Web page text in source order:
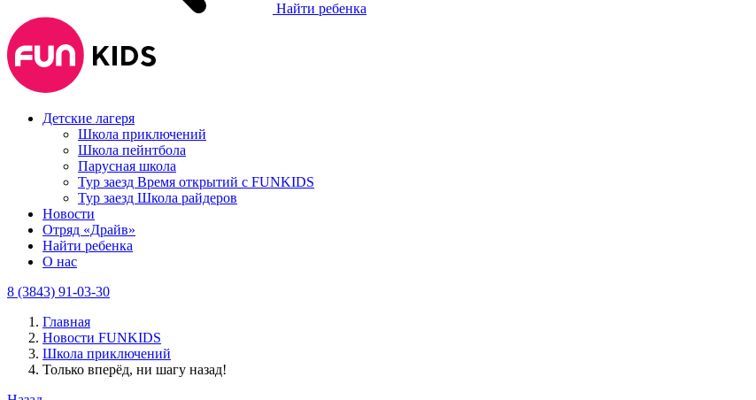
Найти ребенка
Детские лагеря
Школа приключений
Школа пейнтбола
Парусная школа
Тур заезд Время открытий с FUNKIDS
Тур заезд Школа райдеров
Новости
Отряд «Драйв»
Найти ребенка
О нас
8 (3843) 91-03-30
Главная
Новости FUNKIDS
Школа приключений
Только вперёд, ни шагу назад!